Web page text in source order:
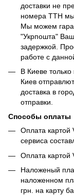
доставки не
номера ТТН мы
Мы можем
"Укрпошта"
задержкой.
работе с
В Киеве
Киев
доставка в
отправки.
Способы оплаты
Оплата картой
сервиса
Оплата картой
Наложеный
наложенном
грн. на карту